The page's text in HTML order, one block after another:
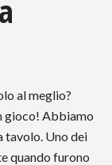
al meglio?
gioco! Abbiamo
tavolo. Uno dei
quando furono